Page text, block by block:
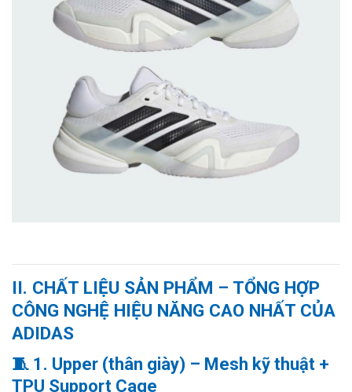
II. CHẤT LIỆU SẢN PHẨM – TỔNG HỢP
CÔNG NGHỆ HIỆU NĂNG CAO NHẤT CỦA
ADIDAS
🧵 1. Upper (thân giày) – Mesh kỹ thuật +
TPU Support Cage